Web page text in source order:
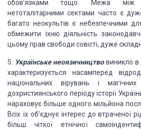
обов’язками тощо. Межа між
нетоталітарними сектами часто є
багато неокультів є небезпечними
обмежити їхню діяльність
цьому прав свободи совісті, дуже
5. Українськенеоязичництвовиникло в
характеризується насамперед
національних вірувань і магічних
дохристиянського періоду історії
нараховує більше одного мільйона
Всіх їх об’єднує інтерес до втраченої
більш чіткої етнічної